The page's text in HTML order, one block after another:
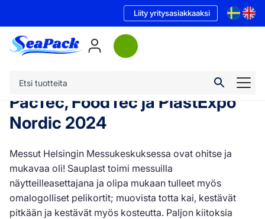
Liity yritysasiakkaaksi
PacTec, FoodTec ja PlastExpo
Nordic 2024
Messut Helsingin Messukeskuksessa ovat ohitse ja
mukavaa oli! Sauplast toimi messuilla
näytteilleasettajana ja olipa mukaan tulleet myös
omalogolliset pelikortit; muovista totta kai, kestävät
pitkään ja kestävät myös kosteutta. Paljon kiitoksia